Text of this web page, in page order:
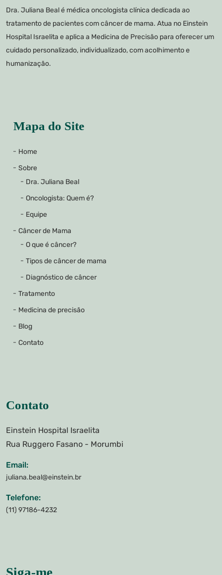
Dra. Juliana Beal é médica oncologista clínica dedicada ao
tratamento de pacientes com câncer de mama. Atua no Einstein
Hospital Israelita e aplica a Medicina de Precisão para oferecer um
cuidado personalizado, individualizado, com acolhimento e
humanização.
Mapa do Site
Home
Sobre
Dra. Juliana Beal
Oncologista: Quem é?
Equipe
Câncer de Mama
O que é câncer?
Tipos de câncer de mama
Diagnóstico de câncer
Tratamento
Medicina de precisão
Blog
Contato
Contato
Einstein Hospital Israelita
Rua Ruggero Fasano - Morumbi
Email:
juliana.beal@einstein.br
Telefone:
(11) 97186-4232